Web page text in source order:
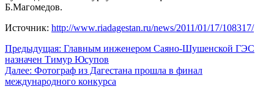
Б.Магомедов.
Источник: http://www.riadagestan.ru/news/2011/01/17/108317/
Навигация
по
записям
Предыдущая: Главным инженером Саяно-Шушенской ГЭС
назначен Тимур Юсупов
Далее: Фотограф из Дагестана прошла в финал
международного конкурса